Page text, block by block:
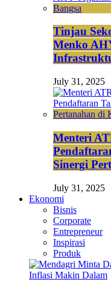
Tinjau
Menko
July 31, 2025
Menteri
Sinergi
July 31, 2025
Ekonomi
Bisnis
Corporate
Entrepreneur
Inspirasi
Produk